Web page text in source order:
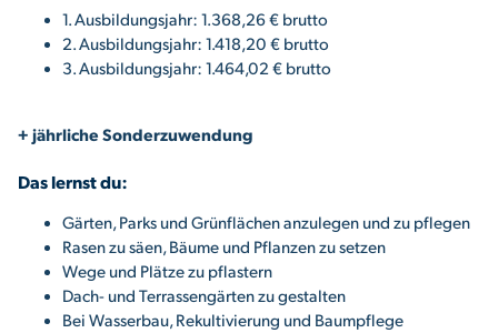
1. Ausbildungsjahr: 1.368,26 € brutto
2. Ausbildungsjahr: 1.418,20 € brutto
3. Ausbildungsjahr: 1.464,02 € brutto
+ jährliche Sonderzuwendung
Das lernst du:
Gärten, Parks und Grünflächen anzulegen und zu pflegen
Rasen zu säen, Bäume und Pflanzen zu setzen
Wege und Plätze zu pflastern
Dach- und Terrassengärten zu gestalten
Bei Wasserbau, Rekultivierung und Baumpflege